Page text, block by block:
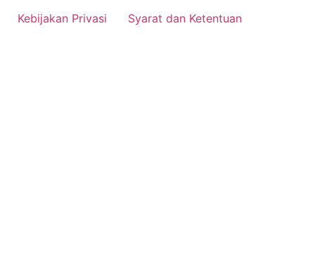
Kebijakan Privasi Syarat dan Ketentuan